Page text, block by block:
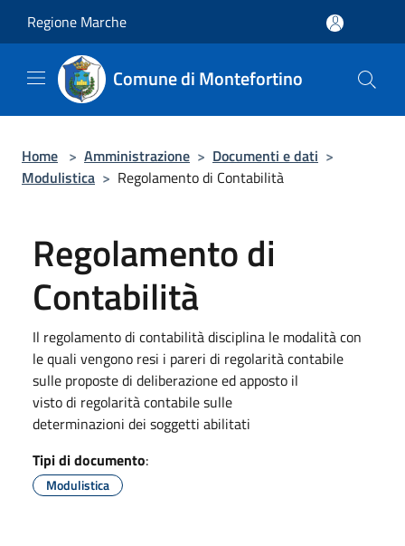
Regione Marche
Comune di Montefortino
Home > Amministrazione > Documenti e dati >
Modulistica > Regolamento di Contabilità
Regolamento di
Contabilità
Il regolamento di contabilità disciplina le modalità con
le quali vengono resi i pareri di regolarità contabile
sulle proposte di deliberazione ed apposto il
visto di regolarità contabile sulle
determinazioni dei soggetti abilitati
Tipi di documento:
Modulistica